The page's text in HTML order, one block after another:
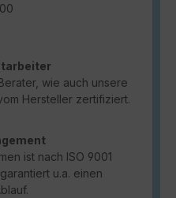
wie auch unsere
Hersteller zertifiziert.
ist nach ISO 9001
u.a. einen